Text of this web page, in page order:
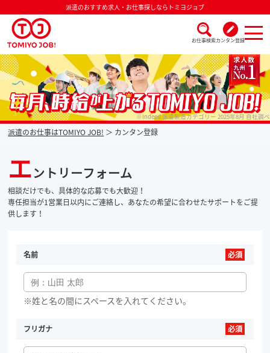
派遣のおすすめ求人・お仕事探しならトミヨジョブ
お仕事検索カンタン登録
派遣なら毎月時給が上がるトミヨジョブ ※Indeed 派遣製造カテゴリー 2025年8月 自社調べ
派遣のお仕事はTOMIYO JOB! カンタン登録
エントリーフォーム
相談だけでも、具体的な応募でも大歓迎！
専任担当が1営業日以内にご連絡し、あなたの希望に合わせたサポートをご提
供します！
名前
※姓と名の間にスペースを入れてください。
フリガナ